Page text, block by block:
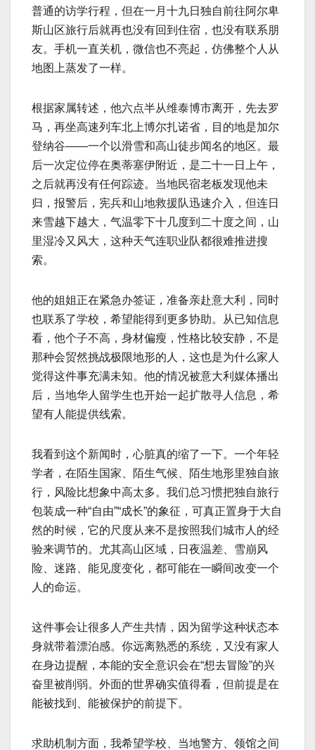
普通的访学行程，但在一月十九日独自前往阿尔卑
斯山区旅行后就再也没有回到住宿，也没有联系朋
友。手机一直关机，微信也不亮起，仿佛整个人从
地图上蒸发了一样。
根据家属转述，他六点半从维泰博市离开，先去罗
马，再坐高速列车北上博尔扎诺省，目的地是加尔
登纳谷——一个以滑雪和高山徒步闻名的地区。最
后一次定位停在奥蒂塞伊附近，是二十一日上午，
之后就再没有任何踪迹。当地民宿老板发现他未
归，报警后，宪兵和山地救援队迅速介入，但连日
来雪越下越大，气温零下十几度到二十度之间，山
里湿冷又风大，这种天气连职业队都很难推进搜
索。
他的姐姐正在紧急办签证，准备亲赴意大利，同时
也联系了学校，希望能得到更多协助。从已知信息
看，他个子不高，身材偏瘦，性格比较安静，不是
那种会贸然挑战极限地形的人，这也是为什么家人
觉得这件事充满未知。他的情况被意大利媒体播出
后，当地华人留学生也开始一起扩散寻人信息，希
望有人能提供线索。
我看到这个新闻时，心脏真的缩了一下。一个年轻
学者，在陌生国家、陌生气候、陌生地形里独自旅
行，风险比想象中高太多。我们总习惯把独自旅行
包装成一种“自由”“成长”的象征，可真正置身于大自
然的时候，它的尺度从来不是按照我们城市人的经
验来调节的。尤其高山区域，日夜温差、雪崩风
险、迷路、能见度变化，都可能在一瞬间改变一个
人的命运。
这件事会让很多人产生共情，因为留学这种状态本
身就带着漂泊感。你远离熟悉的系统，又没有家人
在身边提醒，本能的安全意识会在“想去冒险”的兴
奋里被削弱。外面的世界确实值得看，但前提是在
能被找到、能被保护的前提下。
求助机制方面，我希望学校、当地警方、领馆之间